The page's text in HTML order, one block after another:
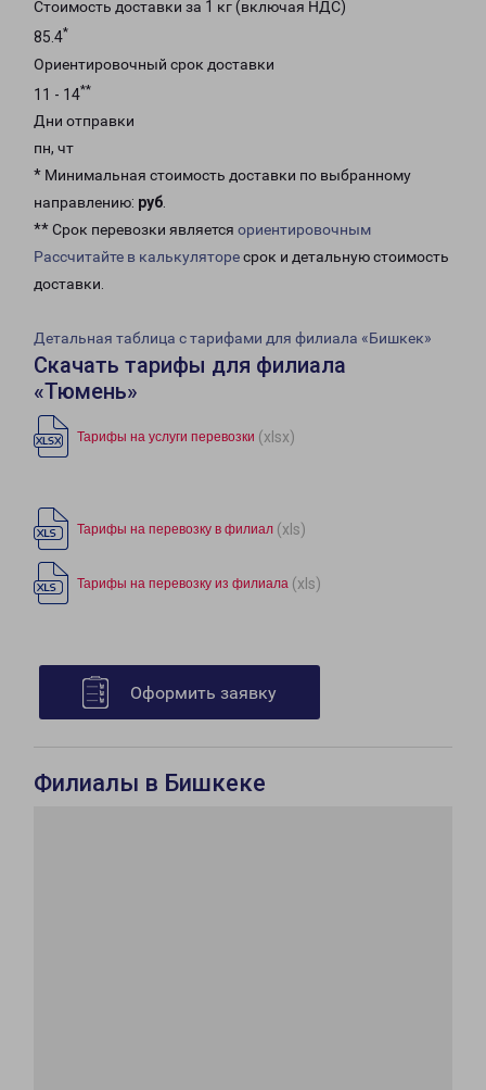
Стоимость доставки за 1 кг (включая НДС)
85.4*
Ориентировочный срок доставки
11 - 14**
Дни отправки
пн, чт
* Минимальная стоимость доставки по выбранному
направлению: руб.
** Срок перевозки является ориентировочным
Рассчитайте в калькуляторесрок и детальную стоимость
доставки.
Детальная таблица с тарифами для филиала «Бишкек»
Скачать тарифы для филиала
«Тюмень»
Тарифы на услуги перевозки (xlsx)
Тарифы на перевозку в филиал (xls)
Тарифы на перевозку из филиала (xls)
Оформить заявку
Филиалы в Бишкеке